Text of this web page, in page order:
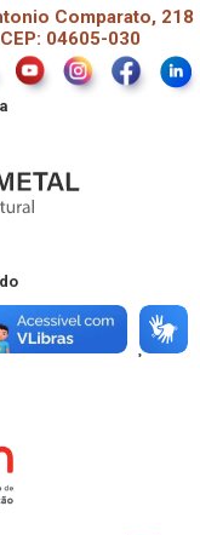
Comparato, 218
04605-030
e Mineração -